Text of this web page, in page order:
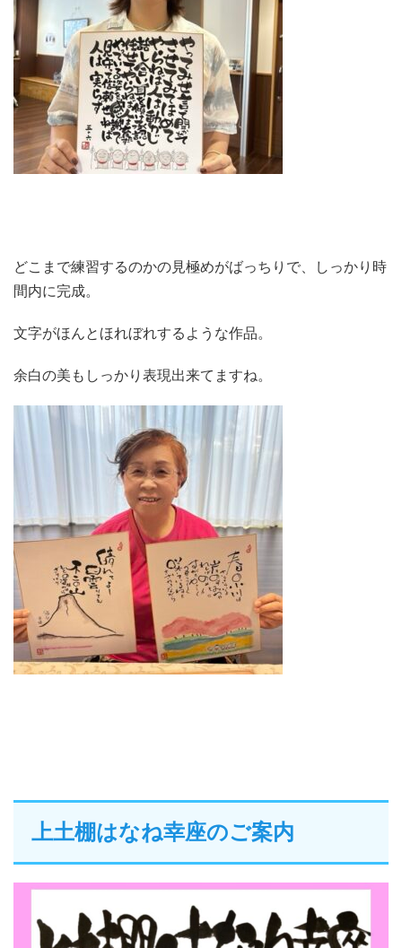
どこまで練習するのかの見極めがばっちりで、しっかり時
間内に完成。
文字がほんとほれぼれするような作品。
余白の美もしっかり表現出来てますね。
上土棚はなね幸座のご案内